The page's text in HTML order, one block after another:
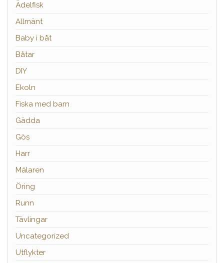
Ädelfisk
Allmänt
Baby i båt
Båtar
DIY
Ekoln
Fiska med barn
Gädda
Gös
Harr
Mälaren
Öring
Runn
Tävlingar
Uncategorized
Utflykter